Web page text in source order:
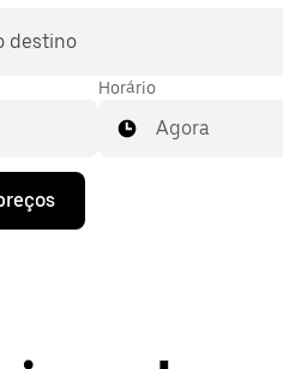
destino
Horário
Agora